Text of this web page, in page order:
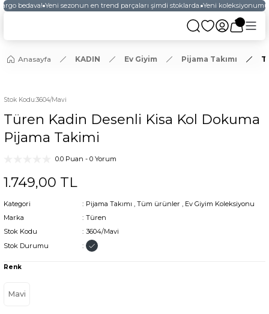
bedava! Yeni sezonun en trend parçaları şimdi stoklarda. Yeni
Anasayfa KADIN Ev Giyim Pijama Takımı
Stok Kodu:3604/Mavi
Türen Kadin Desenli Kisa Kol Dokuma
Pijama Takimi
0.0 Puan - 0 Yorum
1.749,00 TL
Kategori Pijama Takımı , Tüm ürünler , Ev Giyim Koleksiyonu
Marka
Türen
Stok Kodu
3604/Mavi
Stok Durumu
Renk
Mavi